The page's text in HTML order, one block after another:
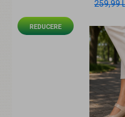
Marimi 37, 40 Pantofi
229,99 Lei
259,99
REDUCERE